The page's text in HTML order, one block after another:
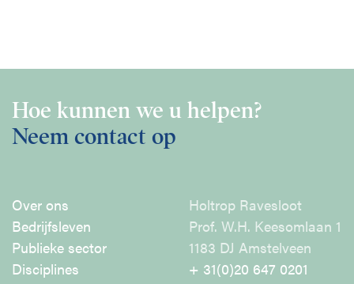
Hoe kunnen we u helpen?
Neem contact op
Over ons
Bedrijfsleven
Publieke sector
Disciplines
Holtrop Ravesloot
Prof. W.H. Keesomlaan 1
1183 DJ Amstelveen
+ 31(0)20 647 0201